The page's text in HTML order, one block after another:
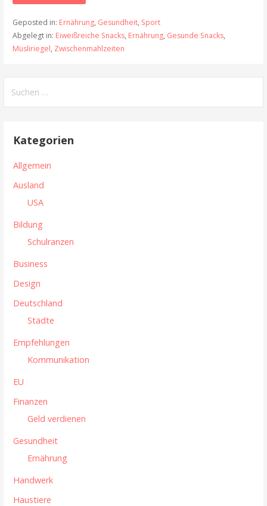
Geposted in: Ernährung, Gesundheit, Sport
Abgelegt in: Eiweißreiche Snacks, Ernährung, Gesunde Snacks,
Müsliriegel, Zwischenmahlzeiten
Kategorien
Allgemein
Ausland
USA
Bildung
Schulranzen
Business
Design
Deutschland
Städte
Empfehlungen
Kommunikation
EU
Finanzen
Geld verdienen
Gesundheit
Ernährung
Handwerk
Haustiere